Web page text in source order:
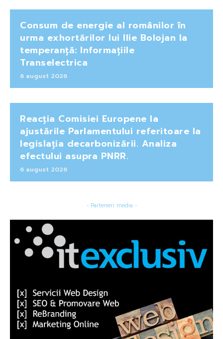
Consum de energie al românilor în
urma exhortărilor lui Ilie Bolojan la
temperanță: Informațiile
Transelectrica
6 august 2026
Reacția Comisiei Europene la
ajustările Parlamentului referitoare la
legislația decarbonizării. Analiza
efectului asupra PNRR.
6 august 2026
- Parteneri media -